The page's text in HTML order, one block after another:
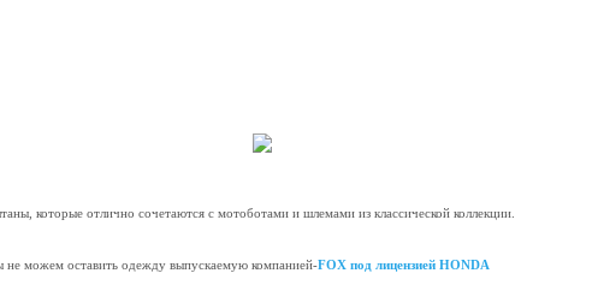
которые отлично сочетаются с мотоботами и шлемами из классической коллекции.
не можем оставить одежду выпускаемую компанией-FOX под лицензией HONDA